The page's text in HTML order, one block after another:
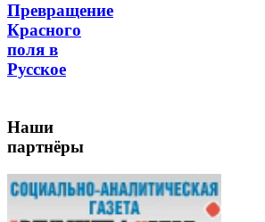
Превращение
Красного
поля в
Русское
Наши
партнёры